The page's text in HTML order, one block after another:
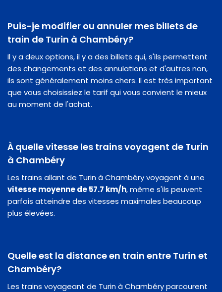
Puis-je modifier ou annuler mes billets de
train de Turin à Chambéry?
Il y a deux options, il y a des billets qui, s'ils permettent
des changements et des annulations et d'autres non,
ils sont généralement moins chers. Il est très important
que vous choisissiez le tarif qui vous convient le mieux
au moment de l'achat.
À quelle vitesse les trains voyagent de Turin
à Chambéry
Les trains allant de Turin à Chambéry voyagent à une
vitesse moyenne de 57.7 km/h, même s'ils peuvent
parfois atteindre des vitesses maximales beaucoup
plus élevées.
Quelle est la distance en train entre Turin et
Chambéry?
Les trains voyageant de Turin à Chambéry parcourent